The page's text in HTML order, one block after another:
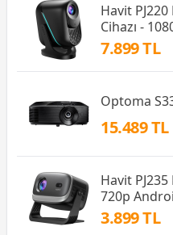
Havit
Cihazı -
7.899 TL
Optoma
15.489 TL
Havit
720p
3.899 TL